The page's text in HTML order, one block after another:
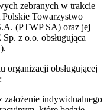
zebranych w trakcie
Polskie Towarzystwo
(PTWP SA) oraz jej
z o.o. obsługująca
organizacji obsługującej
założenie indywidualnego